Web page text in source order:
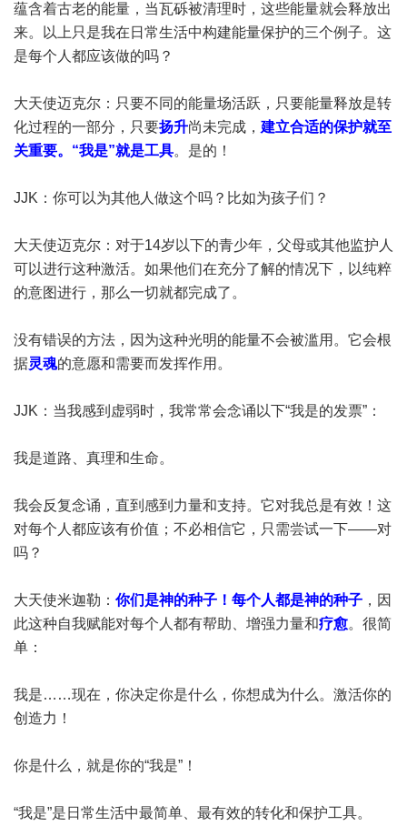
蕴含着古老的能量，当瓦砾被清理时，这些能量就会释放出
来。以上只是我在日常生活中构建能量保护的三个例子。这
是每个人都应该做的吗？
大天使迈克尔：只要不同的能量场活跃，只要能量释放是转
化过程的一部分，只要扬升尚未完成， 建立合适的保护就至
关重要。“我是”就是工具。是的！
JJK：你可以为其他人做这个吗？比如为孩子们？
大天使迈克尔：对于14岁以下的青少年，父母或其他监护人
可以进行这种激活。如果他们在充分了解的情况下，以纯粹
的意图进行，那么一切就都完成了。
没有错误的方法，因为这种光明的能量不会被滥用。它会根
据灵魂的意愿和需要而发挥作用。
JJK：当我感到虚弱时，我常常会念诵以下“我是的发票”：
我是道路、真理和生命。
我会反复念诵，直到感到力量和支持。它对我总是有效！这
对每个人都应该有价值；不必相信它，只需尝试一下——对
吗？
大天使米迦勒： 你们是神的种子！每个人都是神的种子 ，因
此这种自我赋能对每个人都有帮助、增强力量和疗愈。很简
单：
我是……现在，你决定你是什么，你想成为什么。激活你的
创造力！
你是什么，就是你的“我是”！
“我是”是日常生活中最简单、最有效的转化和保护工具。